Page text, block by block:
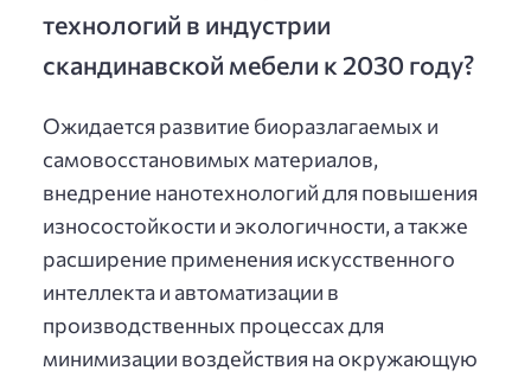
технологий в индустрии
скандинавской мебели к 2030 году?
Ожидается развитие биоразлагаемых и
самовосстановимых материалов,
внедрение нанотехнологий для повышения
износостойкости и экологичности, а также
расширение применения искусственного
интеллекта и автоматизации в
производственных процессах для
минимизации воздействия на окружающую